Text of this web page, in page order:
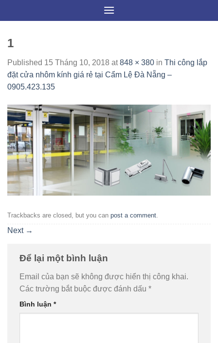
1
Published 15 Tháng 10, 2018 at848 × 380 in Thi công lắp
đặt cửa nhôm kính giá rẻ tại Cẩm Lệ Đà Nẵng –
0905.423.135
Trackbacks are closed, but you can post a comment
Next →
Để lại một bình luận
Email của bạn sẽ không được hiển thị công khai.
Các trường bắt buộc được đánh dấu *
Bình luận *